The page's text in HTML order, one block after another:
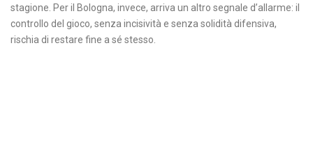
stagione. Per il Bologna, invece, arriva un altro segnale d’allarme: il
controllo del gioco, senza incisività e senza solidità difensiva,
rischia di restare fine a sé stesso.